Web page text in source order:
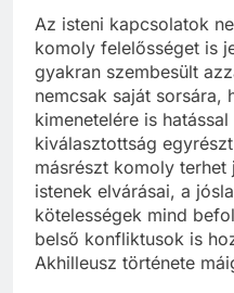
Az isteni kapcsolatok
komoly felelősséget is
gyakran szembesült
nemcsak saját sorsára,
kimenetelére is
kiválasztottság
másrészt komoly terhet
istenek elvárásai, a
kötelességek mind
belső konfliktusok is
Akhilleusz története